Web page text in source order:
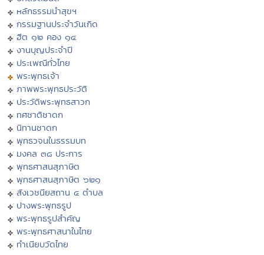
หลักธรรมนำสุขฯ
กรรมฐานประจำวันเกิด
ฮีต ๑๒ คอง ๑๔
งานบุญประจำปี
ประเพณีทั่วไทย
พระพุทธเจ้า
ภาพพระพุทธประวัติ
ประวัติพระพุทธสาวก
ทศชาติชาดก
นิทานชาดก
พุทธวจนในธรรมบท
มงคล ๓๘ ประการ
พุทธศาสนสุภาษิต
พุทธศาสนสุภาษิต ๖๒๑
สังเวชนียสถาน ๔ ตำบล
ปางพระพุทธรูป
พระพุทธรูปสำคัญ
พระพุทธศาสนาในไทย
ทำเนียบวัดไทย